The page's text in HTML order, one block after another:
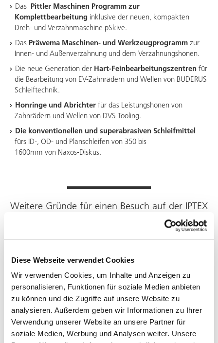
Diese Webseite verwendet Cookies
Wir verwenden Cookies, um Inhalte und Anzeigen zu
personalisieren, Funktionen für soziale Medien anbieten
zu können und die Zugriffe auf unsere Website zu
analysieren. Außerdem geben wir Informationen zu Ihrer
Verwendung unserer Website an unsere Partner für
soziale Medien, Werbung und Analysen weiter. Unsere
Das Pittler Maschinen Programm zur
Komplettbearbeitung inklusive der neuen, kompakten
Dreh- und Verzahnmaschine pSkive.
Das Präwema Maschinen- und Werkzeugprogramm zur
Innen- und Außenverzahnung und dem Verzahnungshonen.
Die neue Generation der Hart-Feinbearbeitungszentren für
die Bearbeitung von EV-Zahnrädern und Wellen von BUDERUS
Schleiftechnik.
Honringe und Abrichter für das Leistungshonen von
Zahnrädern und Wellen von DVS Tooling.
Die konventionellen und superabrasiven Schleifmittel
fürs ID-, OD- und Planschleifen von 350 bis
1600mm von Naxos-Diskus.
Weitere Gründe für einen Besuch auf der IPTEX
Präzisionsfertigungstechnologien. DieDVS TECHNOLOGY
GROUPwird auf der Messe die wegweisenden Lösungen in
diesem Bereich präsentieren, die dazu beitragen, die
Standards in Bezug auf Genauigkeit und Effizienz auf ein
neues Niveau zu heben. Grundlage für unsere hohe
Präzission ist die eng verzahnte Zusammenarbeit der